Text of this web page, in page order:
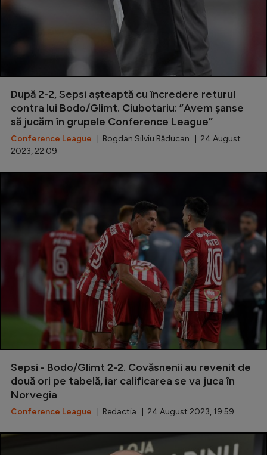
După 2-2, Sepsi așteaptă cu încredere returul
contra lui Bodo/Glimt. Ciubotariu: ”Avem șanse
să jucăm în grupele Conference League”
Conference League | Bogdan Silviu Răducan | 24 August
2023, 22:09
Sepsi - Bodo/Glimt 2-2. Covăsnenii au revenit de
două ori pe tabelă, iar calificarea se va juca în
Norvegia
Conference League | Redactia | 24 August 2023, 19:59